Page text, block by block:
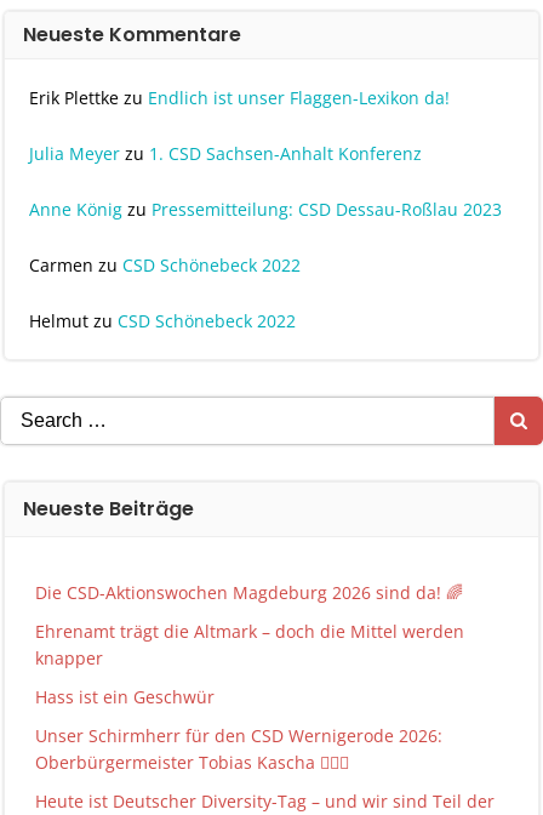
Neueste Kommentare
Erik Plettke zu Endlich ist unser Flaggen-Lexikon da!
Julia Meyer zu 1. CSD Sachsen-Anhalt Konferenz
Anne König zu Pressemitteilung: CSD Dessau-Roßlau 2023
Carmen zu CSD Schönebeck 2022
Helmut zu CSD Schönebeck 2022
Search
for:
Neueste Beiträge
Die CSD-Aktionswochen Magdeburg 2026 sind da! 🌈
Ehrenamt trägt die Altmark – doch die Mittel werden
knapper
Hass ist ein Geschwür
Unser Schirmherr für den CSD Wernigerode 2026:
Oberbürgermeister Tobias Kascha 🏳️‍🌈✨
Heute ist Deutscher Diversity-Tag – und wir sind Teil der